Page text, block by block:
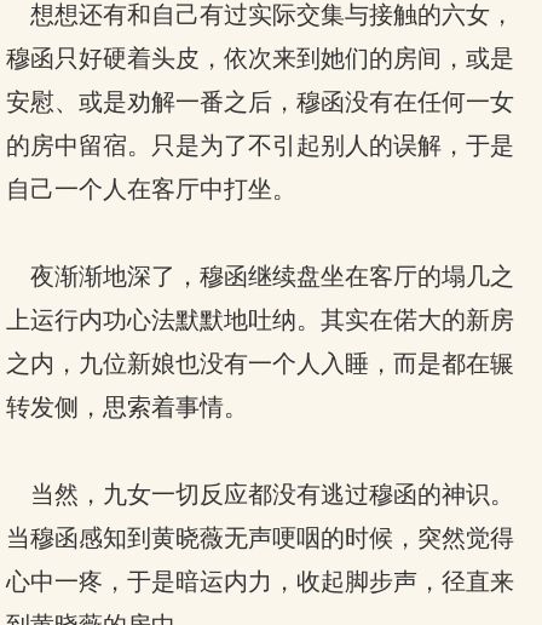
想想还有和自己有过实际交集与接触的六女，
穆函只好硬着头皮，依次来到她们的房间，或是
安慰、或是劝解一番之后，穆函没有在任何一女
的房中留宿。只是为了不引起别人的误解，于是
自己一个人在客厅中打坐。
夜渐渐地深了，穆函继续盘坐在客厅的塌几之
上运行内功心法默默地吐纳。其实在偌大的新房
之内，九位新娘也没有一个人入睡，而是都在辗
转发侧，思索着事情。
当然，九女一切反应都没有逃过穆函的神识。
当穆函感知到黄晓薇无声哽咽的时候，突然觉得
心中一疼，于是暗运内力，收起脚步声，径直来